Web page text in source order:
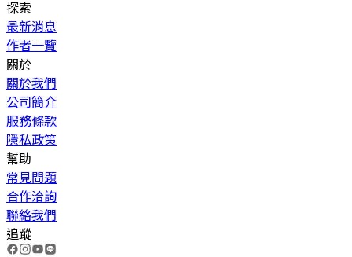
探索
最新消息
作者一覽
關於
關於我們
公司簡介
服務條款
隱私政策
幫助
常見問題
合作洽詢
聯絡我們
追蹤